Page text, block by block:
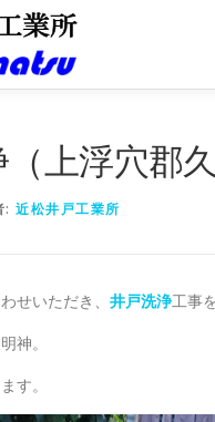
上浮穴郡
: 近松井戸工業所
せいただき、 井戸洗浄工事
神。
す。